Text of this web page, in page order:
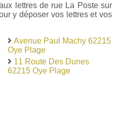
lettres de rue La Poste sur
y déposer vos lettres et vos
Avenue Paul Machy 62215
Oye Plage
11 Route Des Dunes
62215 Oye Plage